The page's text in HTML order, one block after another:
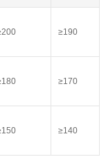
≥190
≥170
≥140